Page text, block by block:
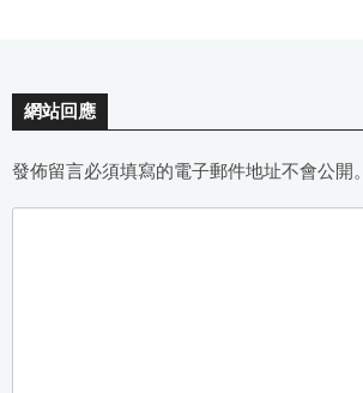
網站回應
發佈留言必須填寫的電子郵件地址不會公開。